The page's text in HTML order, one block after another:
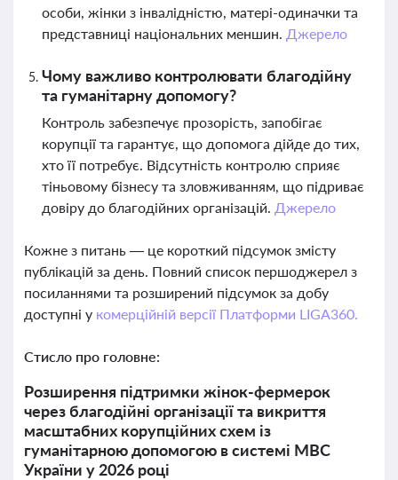
особи, жінки з інвалідністю, матері-одиначки та
представниці національних меншин. Джерело
Чому важливо контролювати благодійну
та гуманітарну допомогу?
Контроль забезпечує прозорість, запобігає
корупції та гарантує, що допомога дійде до тих,
хто її потребує. Відсутність контролю сприяє
тіньовому бізнесу та зловживанням, що підриває
довіру до благодійних організацій. Джерело
Кожне з питань — це короткий підсумок змісту
публікацій за день. Повний список першоджерел з
посиланнями та розширений підсумок за добу
доступні у комерційній версії Платформи LIGA360.
Стисло про головне:
Розширення підтримки жінок-фермерок
через благодійні організації та викриття
масштабних корупційних схем із
гуманітарною допомогою в системі МВС
України у 2026 році